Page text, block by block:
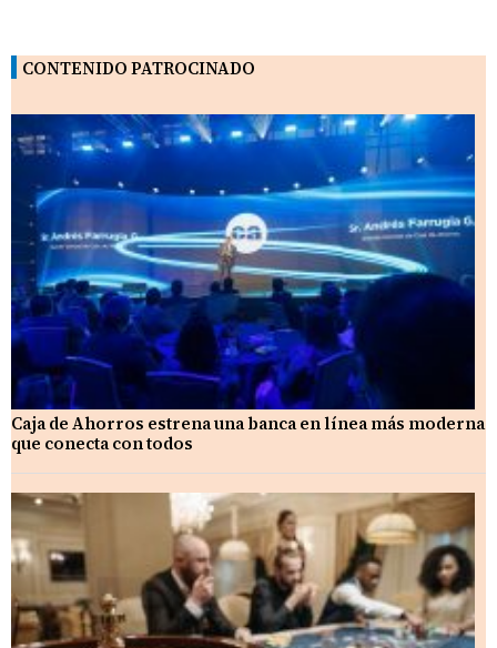
CONTENIDO PATROCINADO
Caja de Ahorros estrena una banca en línea más moderna
que conecta con todos